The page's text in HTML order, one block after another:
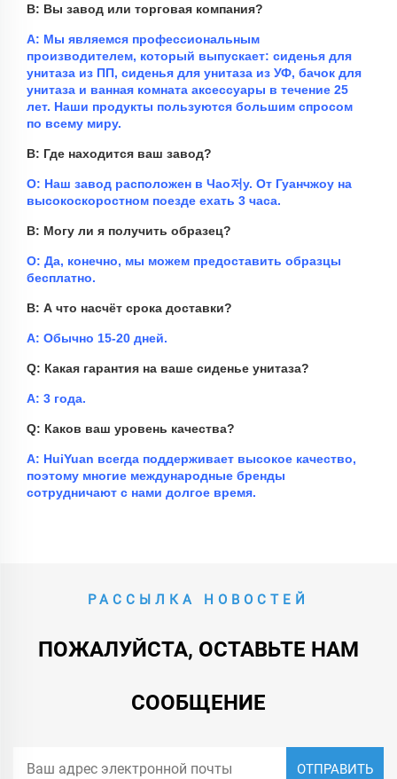
В: Вы завод или торговая компания?
A: Мы являемся профессиональным
производителем, который выпускает: сиденья для
унитаза из ПП, сиденья для унитаза из УФ, бачок для
унитаза и ванная комната аксессуары в течение 25
лет. Наши продукты пользуются большим спросом
по всему миру.
В: Где находится ваш завод?
О: Наш завод расположен в Чао저у. От Гуанчжоу на
высокоскоростном поезде ехать 3 часа.
В: Могу ли я получить образец?
О: Да, конечно, мы можем предоставить образцы
бесплатно.
В: А что насчёт срока доставки?
A: Обычно 15-20 дней.
Q: Какая гарантия на ваше сиденье унитаза?
A: 3 года.
Q: Каков ваш уровень качества?
A: HuiYuan всегда поддерживает высокое качество,
поэтому многие международные бренды
сотрудничают с нами долгое время.
РАССЫЛКА НОВОСТЕЙ
ПОЖАЛУЙСТА, ОСТАВЬТЕ НАМ
СООБЩЕНИЕ